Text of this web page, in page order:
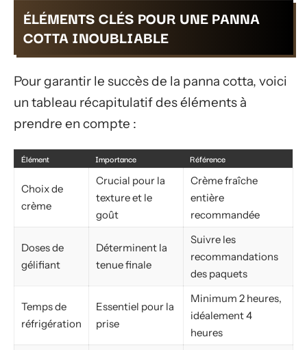
ÉLÉMENTS CLÉS POUR UNE PANNA
COTTA INOUBLIABLE
Pour garantir le succès de la panna cotta, voici
un tableau récapitulatif des éléments à
prendre en compte :
Élément Importance Référence
Choix de
crème
Crucial pour la
texture et le
goût
Crème fraîche
entière
recommandée
Doses de
gélifiant
Déterminent la
tenue finale
Suivre les
recommandations
des paquets
Temps de
réfrigération
Essentiel pour la
prise
Minimum 2 heures,
idéalement 4
heures